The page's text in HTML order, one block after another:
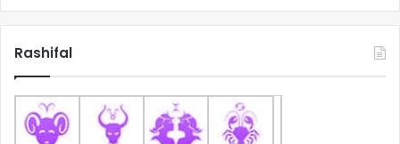
Rashifal